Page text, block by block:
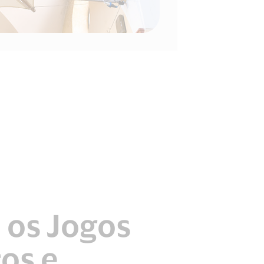
Jogos